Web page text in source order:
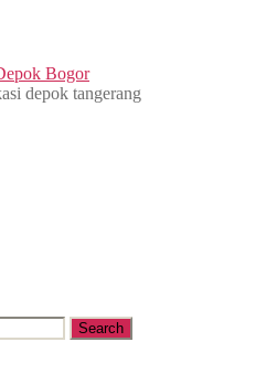
Bogor
depok tangerang